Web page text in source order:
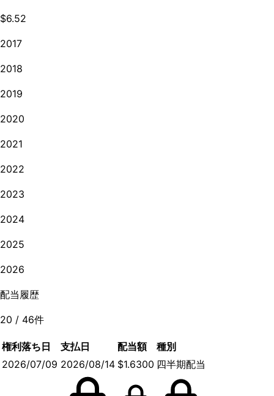
$6.52
2017
2018
2019
2020
2021
2022
2023
2024
2025
2026
配当履歴
20 / 46件
権利落ち日 支払日 配当額
種別
2026/07/09 2026/08/14 $1.6300 四半期配当